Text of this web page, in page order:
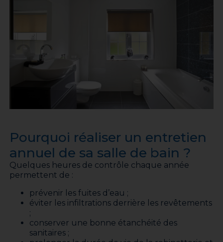
Pourquoi réaliser un entretien
annuel de sa salle de bain ?
Quelques heures de contrôle chaque année
permettent de :
prévenir les fuites d’eau ;
éviter les infiltrations derrière les revêtements
;
conserver une bonne étanchéité des
sanitaires ;